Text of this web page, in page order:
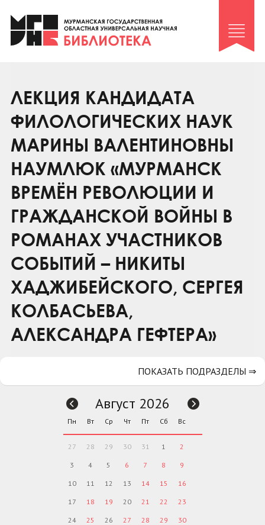
Клуб «Гиря и сельдерей»
Клуб «Семейный архив»
Коллегам
Контакты
ЛЕКЦИЯ КАНДИДАТА
ФИЛОЛОГИЧЕСКИХ НАУК
МАРИНЫ ВАЛЕНТИНОВНЫ
НАУМЛЮК «МУРМАНСК
ВРЕМЁН РЕВОЛЮЦИИ И
ГРАЖДАНСКОЙ ВОЙНЫ В
РОМАНАХ УЧАСТНИКОВ
СОБЫТИЙ – НИКИТЫ
ХАДЖИБЕЙСКОГО, СЕРГЕЯ
КОЛБАСЬЕВА,
АЛЕКСАНДРА ГЕФТЕРА»
ПОКАЗАТЬ ПОДРАЗДЕЛЫ ⇒
Август 2026
Пн Вт Ср Чт Пт Сб Вс
27 28 29 30 31 1 2
3 4 5 6 7 8 9
10 11 12 13 14 15 16
17 18 19 20 21 22 23
24 25 26 27 28 29 30